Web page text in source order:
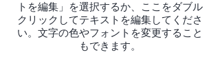
トを編集」を選択するか、ここをダブル
クリックしてテキストを編集してくださ
い。文字の色やフォントを変更すること
もできます。